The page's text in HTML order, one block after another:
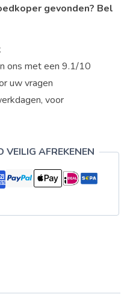
gevonden? Bel
ons met een 9.1/10
uw vragen
voor
VEILIG AFREKENEN